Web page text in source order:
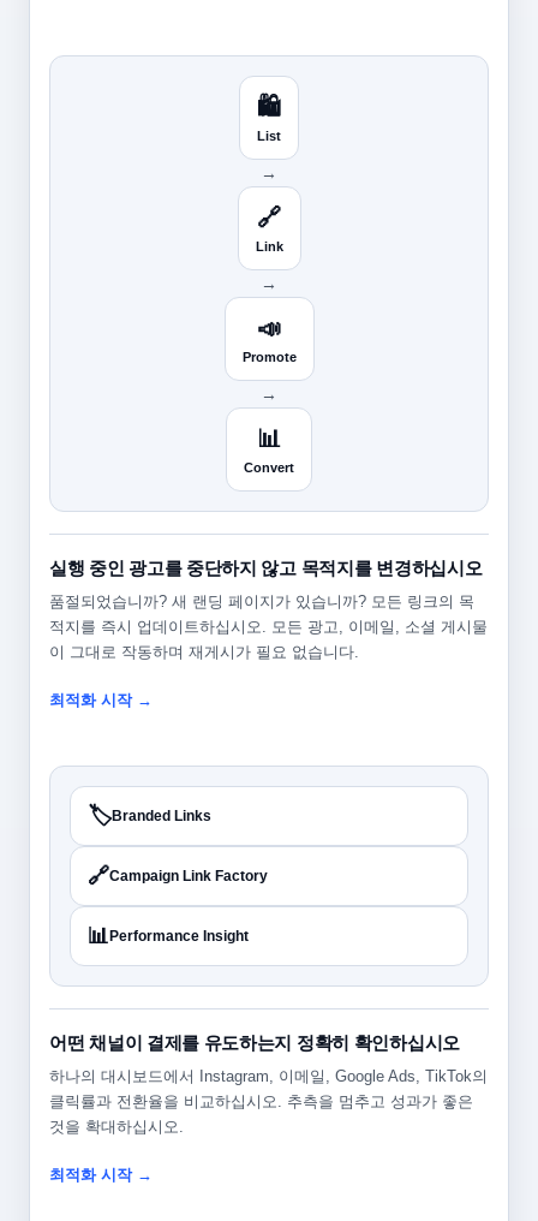
🛍️
List
→
🔗
Link
→
📣
Promote
→
📊
Convert
실행 중인 광고를 중단하지 않고 목적지를 변경하십시오
품절되었습니까? 새 랜딩 페이지가 있습니까? 모든 링크의 목
적지를 즉시 업데이트하십시오. 모든 광고, 이메일, 소셜 게시물
이 그대로 작동하며 재게시가 필요 없습니다.
최적화 시작 →
🏷️Branded Links
🔗Campaign Link Factory
📊 Performance Insight
어떤 채널이 결제를 유도하는지 정확히 확인하십시오
하나의 대시보드에서 Instagram, 이메일, Google Ads, TikTok의
클릭률과 전환율을 비교하십시오. 추측을 멈추고 성과가 좋은
것을 확대하십시오.
최적화 시작 →